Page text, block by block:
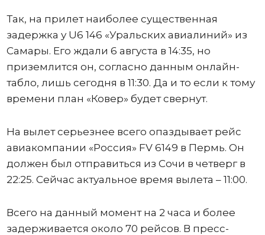
Так, на прилет наиболее существенная
задержка у U6 146 «Уральских авиалиний» из
Самары. Его ждали 6 августа в 14:35, но
приземлится он, согласно данным онлайн-
табло, лишь сегодня в 11:30. Да и то если к тому
времени план «Ковер» будет свернут.
На вылет серьезнее всего опаздывает рейс
авиакомпании «Россия» FV 6149 в Пермь. Он
должен был отправиться из Сочи в четверг в
22:25. Сейчас актуальное время вылета – 11:00.
Всего на данный момент на 2 часа и более
задерживается около 70 рейсов. В пресс-